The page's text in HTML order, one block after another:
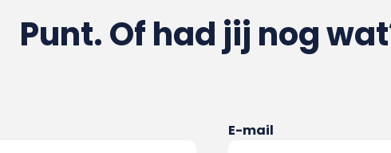
Punt. Of had jij nog
E-mail